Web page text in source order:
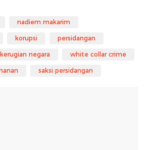
nadiem makarim
korupsi persidangan
kerugian negara white collar crime
saksi persidangan